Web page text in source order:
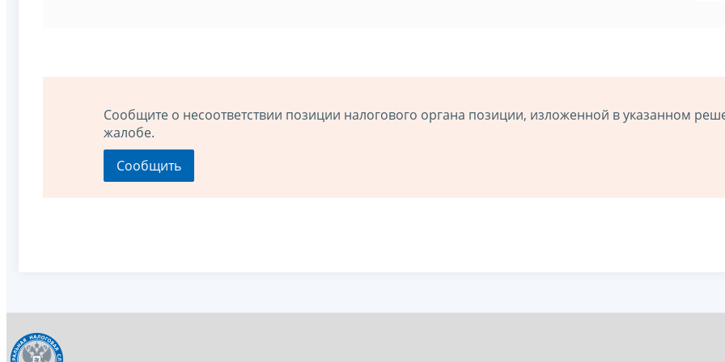
Сообщите о несоответствии позиции налогового органа позиции, изложенной в указанном
жалобе.